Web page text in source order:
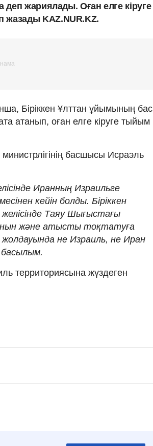
деп жариялады. Оған елге кіруге
KAZ.NUR.KZ.
Біріккен Ұлттан ұйымының бас
атанып, оған елге кіруге тыйым
басшысы Исраэль
Иранның Израильге
кейін болды. Біріккен
Таяу Шығыстағы
және атысты тоқтатуға
не Израиль, не Иран
территориясына жүздеген